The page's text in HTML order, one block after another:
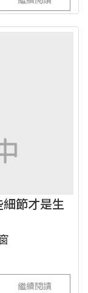
節才是生
繼續閱讀